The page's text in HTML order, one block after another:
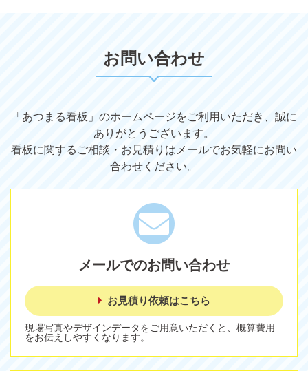
お問い合わせ
「あつまる看板」のホームページをご利用いただき、誠に
ありがとうございます。
看板に関するご相談・お見積りはメールでお気軽にお問い
合わせください。
メールでのお問い合わせ
お見積り依頼はこちら
現場写真やデザインデータをご用意いただくと、概算費用
をお伝えしやすくなります。